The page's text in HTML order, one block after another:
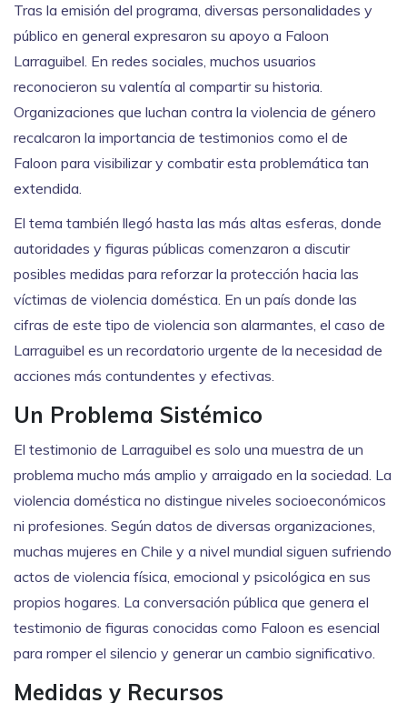
Tras la emisión del programa, diversas personalidades y
público en general expresaron su apoyo a Faloon
Larraguibel. En redes sociales, muchos usuarios
reconocieron su valentía al compartir su historia.
Organizaciones que luchan contra la violencia de género
recalcaron la importancia de testimonios como el de
Faloon para visibilizar y combatir esta problemática tan
extendida.
El tema también llegó hasta las más altas esferas, donde
autoridades y figuras públicas comenzaron a discutir
posibles medidas para reforzar la protección hacia las
víctimas de violencia doméstica. En un país donde las
cifras de este tipo de violencia son alarmantes, el caso de
Larraguibel es un recordatorio urgente de la necesidad de
acciones más contundentes y efectivas.
Un Problema Sistémico
El testimonio de Larraguibel es solo una muestra de un
problema mucho más amplio y arraigado en la sociedad. La
violencia doméstica no distingue niveles socioeconómicos
ni profesiones. Según datos de diversas organizaciones,
muchas mujeres en Chile y a nivel mundial siguen sufriendo
actos de violencia física, emocional y psicológica en sus
propios hogares. La conversación pública que genera el
testimonio de figuras conocidas como Faloon es esencial
para romper el silencio y generar un cambio significativo.
Medidas y Recursos